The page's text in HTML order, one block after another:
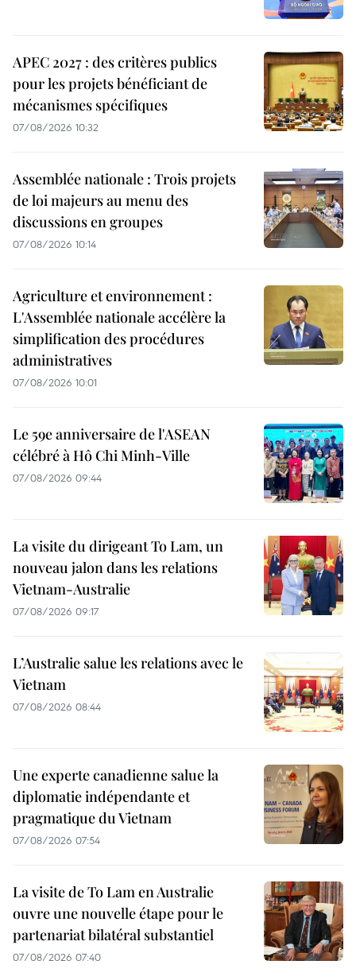
APEC 2027 : des critères publics
pour les projets bénéficiant de
mécanismes spécifiques
07/08/2026 10:32
Assemblée nationale : Trois projets
de loi majeurs au menu des
discussions en groupes
07/08/2026 10:14
Agriculture et environnement :
L'Assemblée nationale accélère la
simplification des procédures
administratives
07/08/2026 10:01
Le 59e anniversaire de l'ASEAN
célébré à Hô Chi Minh-Ville
07/08/2026 09:44
La visite du dirigeant To Lam, un
nouveau jalon dans les relations
Vietnam-Australie
07/08/2026 09:17
L’Australie salue les relations avec le
Vietnam
07/08/2026 08:44
Une experte canadienne salue la
diplomatie indépendante et
pragmatique du Vietnam
07/08/2026 07:54
La visite de To Lam en Australie
ouvre une nouvelle étape pour le
partenariat bilatéral substantiel
07/08/2026 07:40